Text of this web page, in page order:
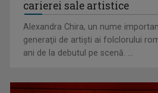
Alexandra Chira, un nume
generaţii de artişti ai folclorului
ani de la debutul pe scenă. ...